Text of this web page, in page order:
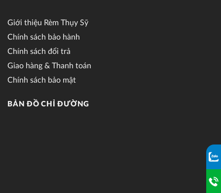
Giới thiệu Rèm Thụy Sỹ
Chính sách bảo hành
Chính sách đổi trả
Giao hàng & Thanh toán
Chính sách bảo mật
BẢN ĐỒ CHỈ ĐƯỜNG